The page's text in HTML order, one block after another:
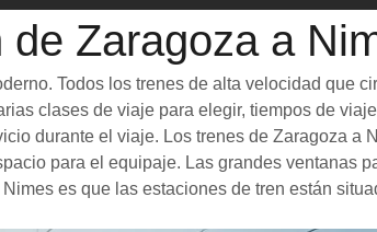
Zaragoza a
Todos los trenes de alta velocidad que
clases de viaje para elegir, tiempos de
durante el viaje. Los trenes de Zaragoza a
para el equipaje. Las grandes ventanas
es que las estaciones de tren están